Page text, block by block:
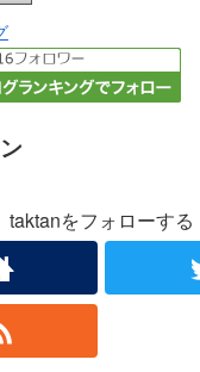
taktanをフォローする